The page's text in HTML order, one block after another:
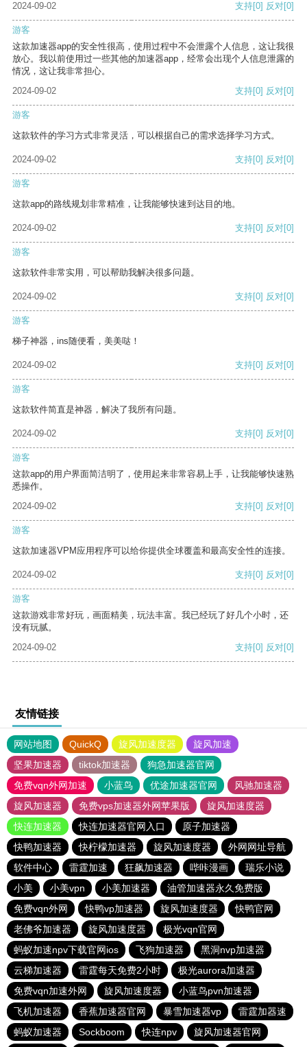
2024-09-02 支持[0] 反对[0]
游客
这款加速器app的安全性很高，使用过程中不会泄露个人信息，这让我很
放心。我以前使用过一些其他的加速器app，经常会出现个人信息泄露的
情况，这让我非常担心。
2024-09-02
支持[0] 反对[0]
游客
这款软件的学习方式非常灵活，可以根据自己的需求选择学习方式。
2024-09-02 支持[0] 反对[0]
游客
这款app的路线规划非常精准，让我能够快速到达目的地。
2024-09-02 支持[0] 反对[0]
游客
这款软件非常实用，可以帮助我解决很多问题。
2024-09-02 支持[0] 反对[0]
游客
梯子神器，ins随便看，美美哒！
2024-09-02 支持[0] 反对[0]
游客
这款软件简直是神器，解决了我所有问题。
2024-09-02 支持[0] 反对[0]
游客
这款app的用户界面简洁明了，使用起来非常容易上手，让我能够快速熟
悉操作。
2024-09-02
支持[0] 反对[0]
游客
这款加速器VPM应用程序可以给你提供全球覆盖和最高安全性的连接。
2024-09-02 支持[0] 反对[0]
游客
这款游戏非常好玩，画面精美，玩法丰富。我已经玩了好几个小时，还
没有玩腻。
2024-09-02
支持[0] 反对[0]
友情链接
网站地图 QuickQ 旋风加速度器
旋风加速
坚果加速器
tiktok加速器
狗急加速器官网
免费vqn外网加速
小蓝鸟 优途加速器官网
风驰加速器
旋风加速器
免费vps加速器外网苹果版
旋风加速度器
快连加速器
快连加速器官网入口
原子加速器
快鸭加速器
快柠檬加速器 旋风加速度器
外网网址导航
软件中心
雷霆加速 狂飙加速器 哔咔漫画
瑞乐小说
小美
小美vpn 小美加速器
油管加速器永久免费版
免费vqn外网
快鸭vp加速器 旋风加速度器
快鸭官网
老佛爷加速器
旋风加速度器
极光vqn官网
蚂蚁加速npv下载官网ios
飞狗加速器
黑洞nvp加速器
云梯加速器
雷霆每天免费2小时
极光aurora加速器
免费vqn加速外网
旋风加速度器
小蓝鸟pvn加速器
飞机加速器
香蕉加速器官网 暴雪加速器vp
雷霆加器速
蚂蚁加速器
Sockboom 快连npv 旋风加速器官网